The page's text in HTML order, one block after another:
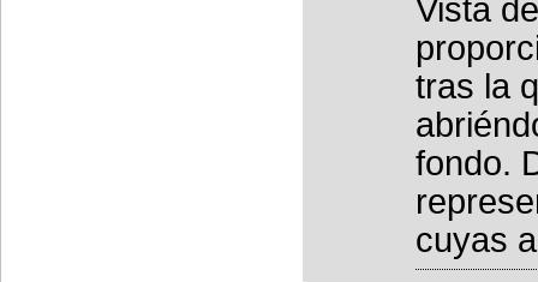
Vista
tras la
fondo.
cuyas